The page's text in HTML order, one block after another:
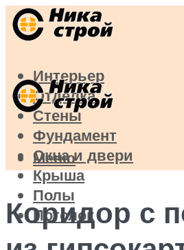
Интерьер
Отделка
Стены
Фундамент
Окна и двери
Крыша
Полы
Потолок
Меню
Коридор с